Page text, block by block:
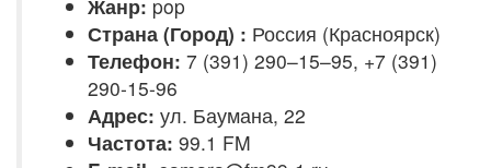
Жанр: pop
Страна (Город) : Россия (Красноярск)
Телефон: 7 (391) 290–15–95, +7 (391)
290-15-96
Адрес: ул. Баумана, 22
Частота: 99.1 FM